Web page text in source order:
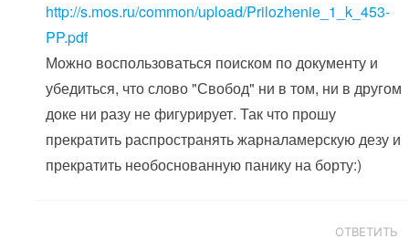
http://s.mos.ru/common/upload/Prilozhenie_1_k_453-
PP.pdf
Можно воспользоваться поиском по документу и
убедиться, что слово "Свобод" ни в том, ни в другом
доке ни разу не фигурирует. Так что прошу
прекратить распространять жарналамерскую дезу и
прекратить необоснованную панику на борту:)
ОТВЕТИТЬ